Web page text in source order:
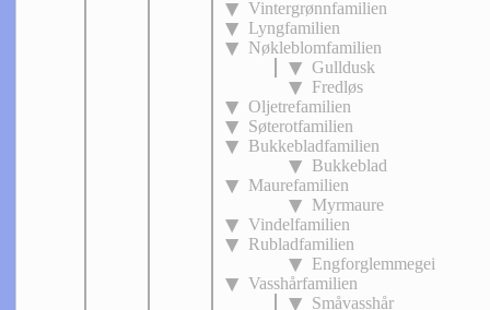
Vintergrønnfamilien
Lyngfamilien
Nøkleblomfamilien
Gulldusk
Fredløs
Oljetrefamilien
Søterotfamilien
Bukkebladfamilien
Bukkeblad
Maurefamilien
Myrmaure
Vindelfamilien
Rubladfamilien
Engforglemmegei
Vasshårfamilien
Småvasshår